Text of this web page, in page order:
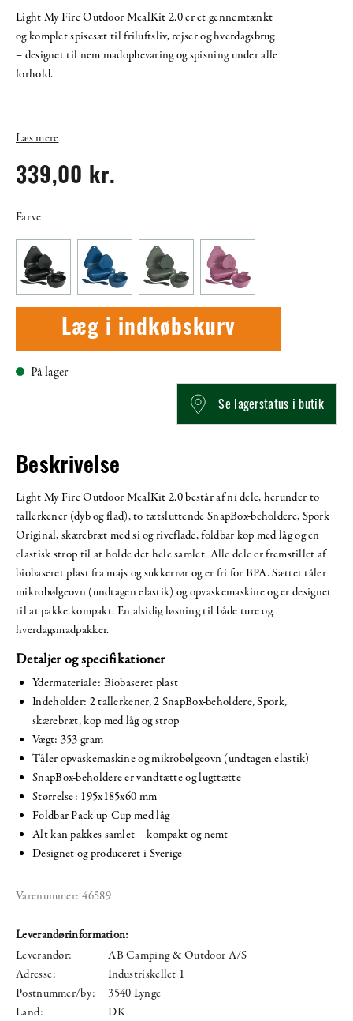
Light My Fire Outdoor MealKit 2.0 er et gennemtænkt
og komplet spisesæt til friluftsliv, rejser og hverdagsbrug
– designet til nem madopbevaring og spisning under alle
forhold.
Læs mere
339,00 kr.
Farve
Læg i indkøbskurv
På lager
Se lagerstatus i butik
Beskrivelse
Light My Fire Outdoor MealKit 2.0 består af ni dele, herunder to
tallerkener (dyb og flad), to tætsluttende SnapBox-beholdere, Spork
Original, skærebræt med si og riveflade, foldbar kop med låg og en
elastisk strop til at holde det hele samlet. Alle dele er fremstillet af
biobaseret plast fra majs og sukkerrør og er fri for BPA. Sættet tåler
mikrobølgeovn (undtagen elastik) og opvaskemaskine og er designet
til at pakke kompakt. En alsidig løsning til både ture og
hverdagsmadpakker.
Detaljer og specifikationer
Ydermateriale: Biobaseret plast
Indeholder: 2 tallerkener, 2 SnapBox-beholdere, Spork,
skærebræt, kop med låg og strop
Vægt: 353 gram
Tåler opvaskemaskine og mikrobølgeovn (undtagen elastik)
SnapBox-beholdere er vandtætte og lugttætte
Størrelse: 195x185x60 mm
Foldbar Pack-up-Cup med låg
Alt kan pakkes samlet – kompakt og nemt
Designet og produceret i Sverige
Varenummer: 46589
Leverandørinformation:
Leverandør:
AB Camping & Outdoor A/S
Adresse:
Industriskellet 1
Postnummer/by:
3540 Lynge
Land:
DK